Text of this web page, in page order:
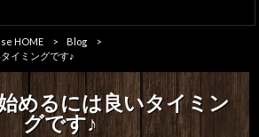
HOME > Blog
>
イミングです♪
めるには良いタイミン
グです♪